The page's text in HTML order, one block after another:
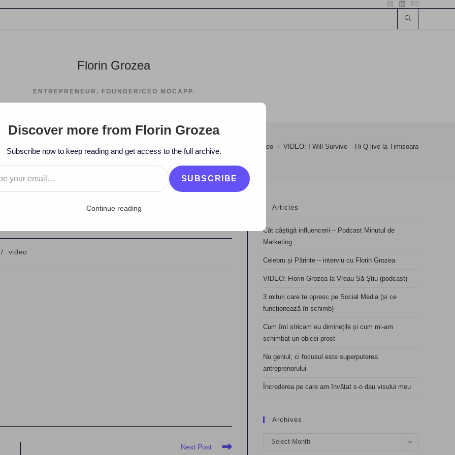
Florin Grozea
ENTREPRENEUR. FOUNDER/CEO MOCAPP.
2009 > video > VIDEO: I Will Survive – Hi-Q live la Timisoara
Q live la Timisoara
/ video
Next Post
Articles
Cât câștigă influencerii – Podcast Minutul de
Marketing
Celebru și Părinte – interviu cu Florin Grozea
VIDEO: Florin Grozea la Vreau Să Știu (podcast)
3 mituri care te opresc pe Social Media (și ce
funcționează în schimb)
Cum îmi stricam eu diminețile și cum mi-am
schimbat un obicei prost
Nu geniul, ci focusul este superputerea
antreprenorului
Încrederea pe care am învățat s-o dau visului meu
Archives
Archives
Select Month
Discover more from Florin Grozea
Subscribe now to keep reading and get access to the full archive.
SUBSCRIBE
Continue reading